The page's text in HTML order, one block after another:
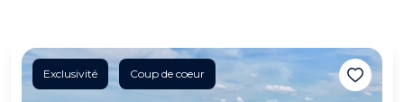
Exclusivité Coup de coeur